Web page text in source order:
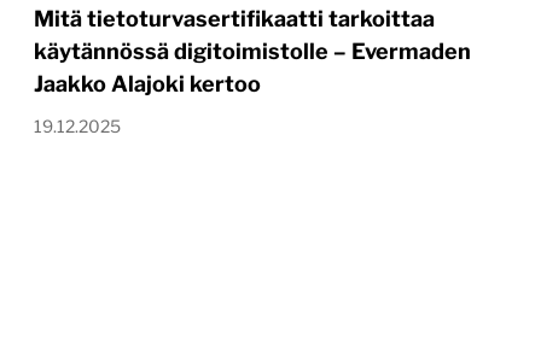
Mitä tietoturvasertifikaatti tarkoittaa
käytännössä digitoimistolle – Evermaden
Jaakko Alajoki kertoo
19.12.2025